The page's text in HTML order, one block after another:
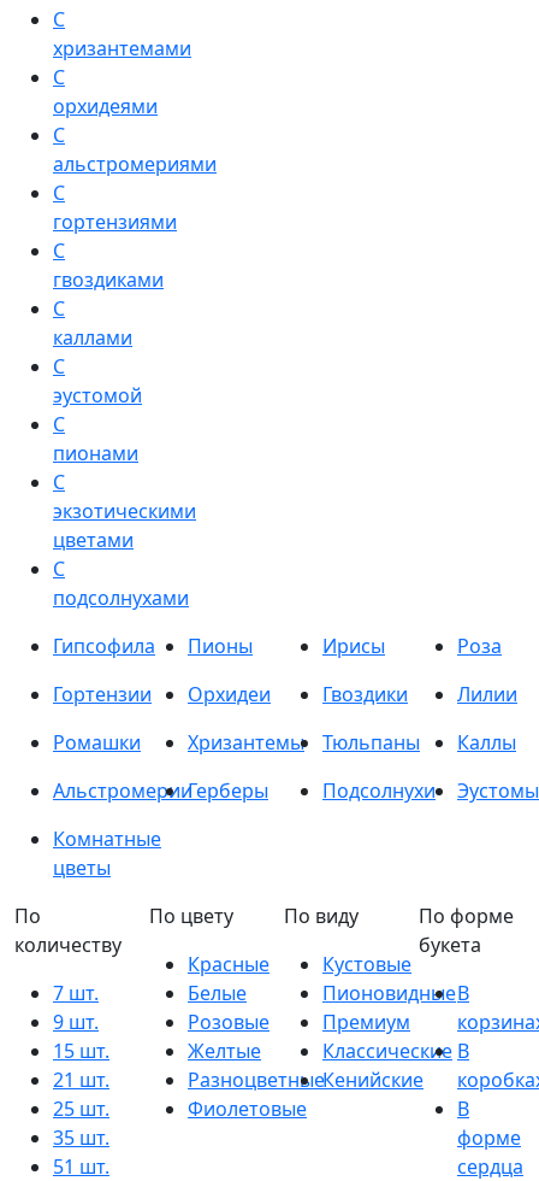
С
хризантемами
С
орхидеями
С
альстромериями
С
гортензиями
С
гвоздиками
С
каллами
С
эустомой
С
пионами
С
экзотическими
цветами
С
подсолнухами
Гипсофила
Пионы Ирисы
Роза
Гортензии
Орхидеи Гвоздики
Лилии
Ромашки
Хризантемы Тюльпаны
Каллы
АльстромерииГерберы Подсолнухи
Эустомы
Комнатные
цветы
По
количеству
7 шт.
9 шт.
15 шт.
21 шт.
25 шт.
35 шт.
51 шт.
По цвету
Красные
Белые
Розовые
Желтые
Разноцветные
Фиолетовые
По виду
Кустовые
Пионовидные
Премиум
Классические
Кенийские
По форме
букета
В
В
В
форме
сердца